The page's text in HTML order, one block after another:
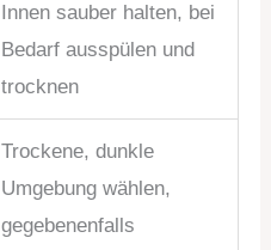
Innen sauber halten, bei
Bedarf ausspülen und
trocknen
Trockene, dunkle
Umgebung wählen,
gegebenenfalls